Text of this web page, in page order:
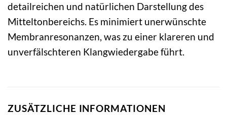
detailreichen und natürlichen Darstellung des
Mitteltonbereichs. Es minimiert unerwünschte
Membranresonanzen, was zu einer klareren und
unverfälschteren Klangwiedergabe führt.
ZUSÄTZLICHE INFORMATIONEN